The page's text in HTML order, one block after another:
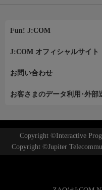
Fun! J:COM
J:COM オフィシャルサイト
お問い合わせ
お客さまのデータ利用･外部
Copyright ©Interactive
Copyright ©Jupiter